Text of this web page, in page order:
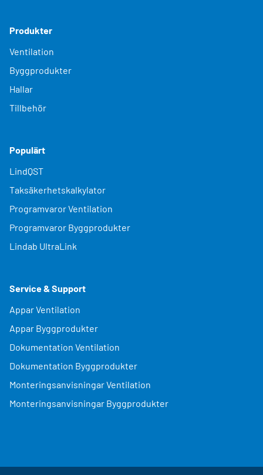
Produkter
Ventilation
Byggprodukter
Hallar
Tillbehör
Populärt
LindQST
Taksäkerhetskalkylator
Programvaror Ventilation
Programvaror Byggprodukter
Lindab UltraLink
Service & Support
Appar Ventilation
Appar Byggprodukter
Dokumentation Ventilation
Dokumentation Byggprodukter
Monteringsanvisningar Ventilation
Monteringsanvisningar Byggprodukter